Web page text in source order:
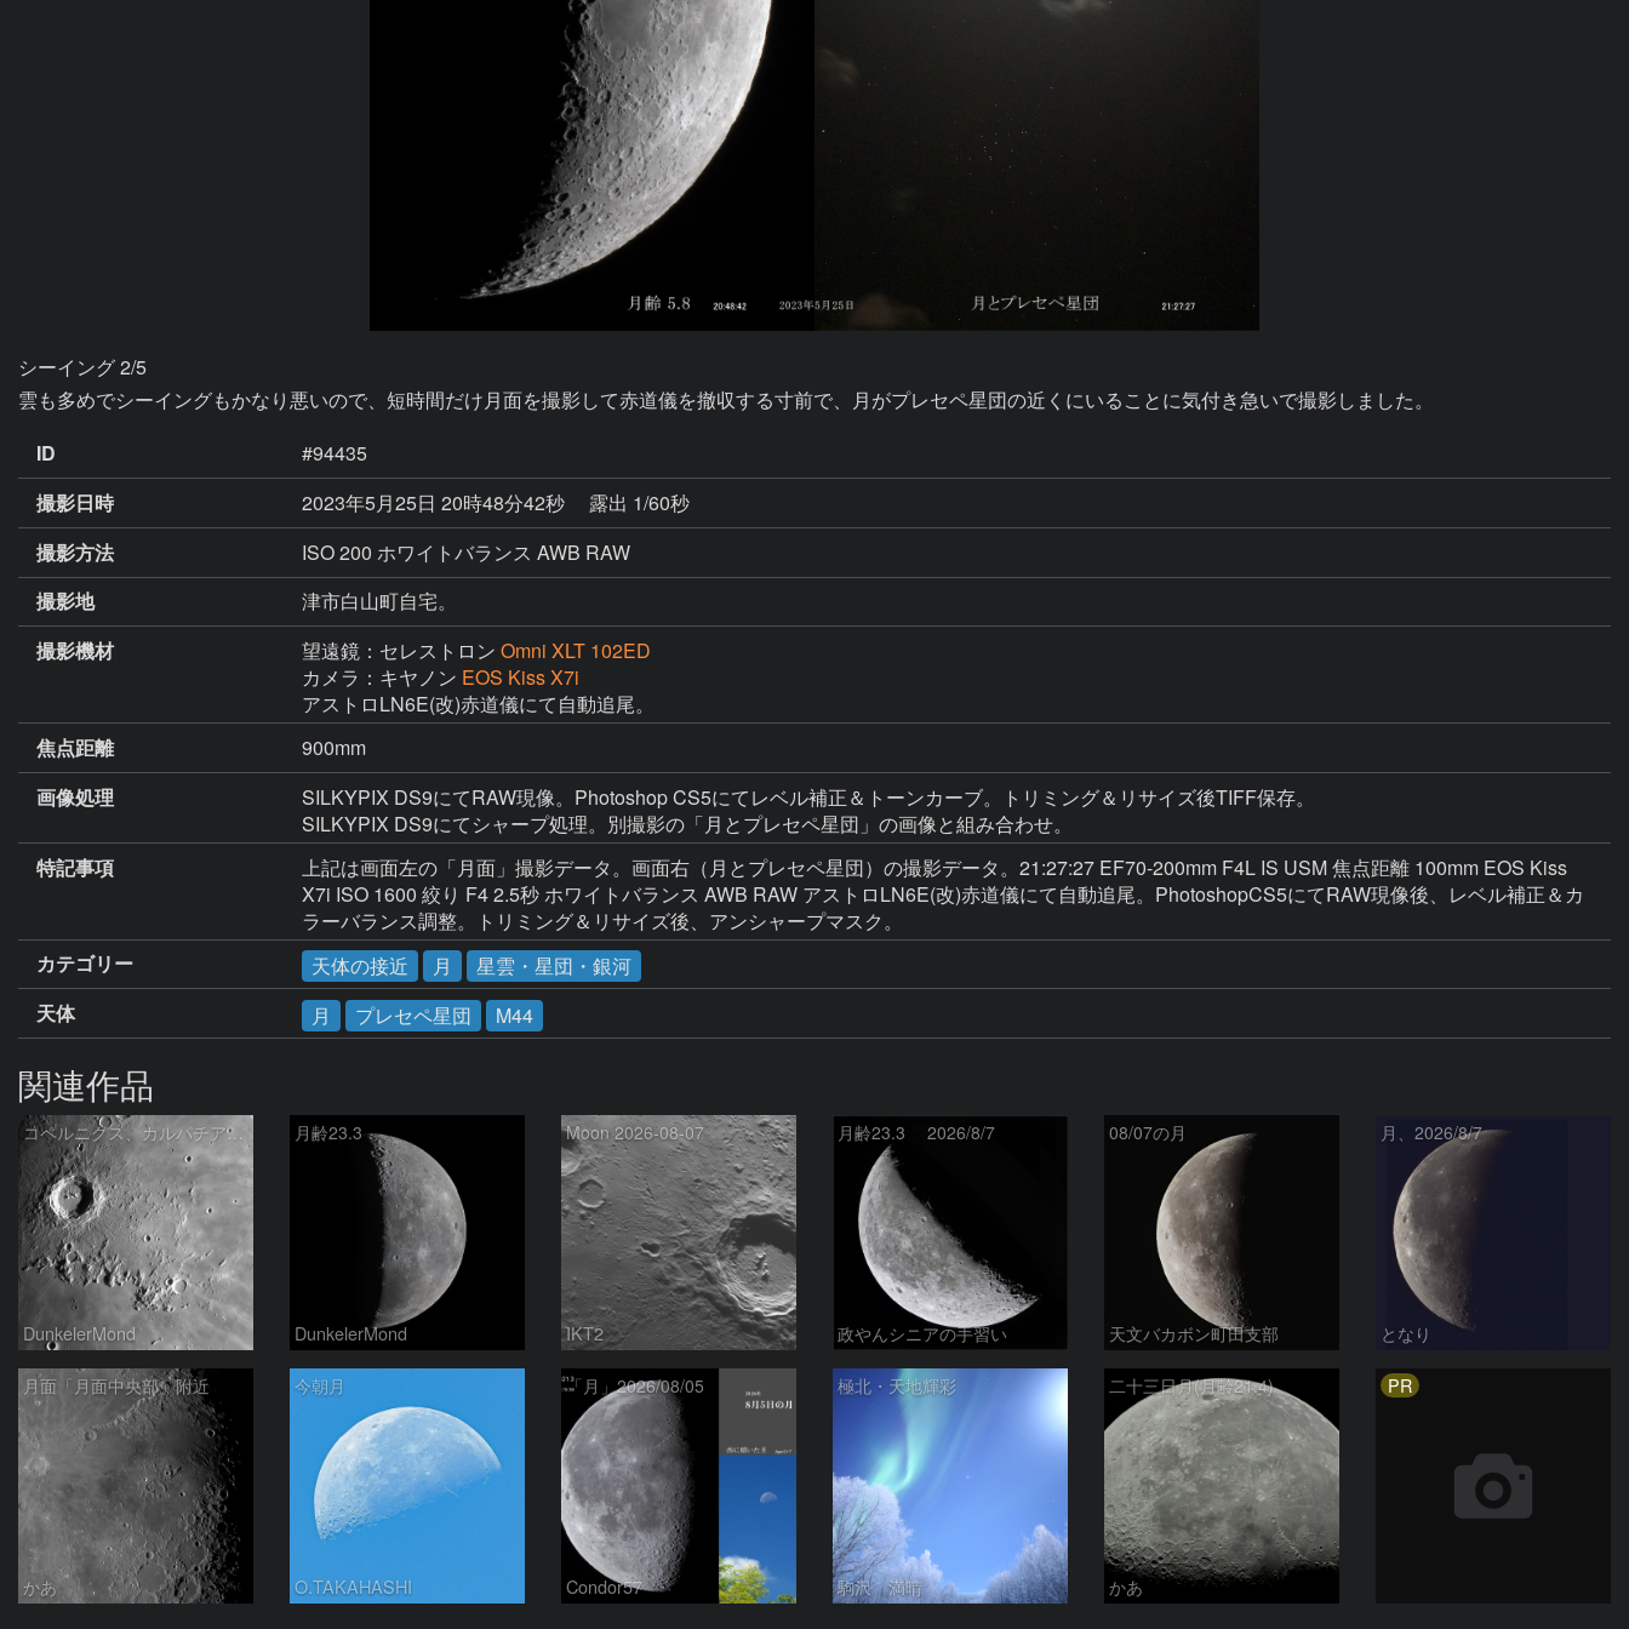
シーイング 2/5
雲も多めでシーイングもかなり悪いので、短時間だけ月面を撮影して赤道儀を撤収する寸前で、月がプレセペ星団の近くにいることに気付き急いで撮影しました。
ID
#94435
撮影日時
2023年5月25日 20時48分42秒
露出 1/60秒
撮影方法
ISO 200 ホワイトバランス AWB RAW
撮影地
津市白山町自宅。
撮影機材
望遠鏡：セレストロン Omni XLT 102ED
カメラ：キヤノン EOS Kiss X7i
アストロLN6E(改)赤道儀にて自動追尾。
焦点距離
900mm
画像処理
SILKYPIX DS9にてRAW現像。Photoshop CS5にてレベル補正＆トーンカーブ。トリミング＆リサイズ後TIFF保存。
SILKYPIX DS9にてシャープ処理。別撮影の「月とプレセペ星団」の画像と組み合わせ。
特記事項
上記は画面左の「月面」撮影データ。画面右（月とプレセペ星団）の撮影データ。21:27:27 EF70-200mm F4L IS USM 焦点距離 100mm EOS Kiss
X7i ISO 1600 絞り F4 2.5秒 ホワイトバランス AWB RAW アストロLN6E(改)赤道儀にて自動追尾。PhotoshopCS5にてRAW現像後、レベル補正＆カ
ラーバランス調整。トリミング＆リサイズ後、アンシャープマスク。
カテゴリー
天体の接近 月
星雲・星団・銀河
天体
月 プレセペ星団 M44
関連作品
コペルニクス、カルパチア山脈付近
DunkelerMond
月齢23.3
DunkelerMond
Moon 2026-08-07
IKT2
月齢23.3 2026/8/7
政やんシニアの手習い
08/07の月
天文バカボン町田支部
月、2026/8/7
となり
月面「月面中央部」附近
かあ
今朝月
O.TAKAHASHI
「月」2026/08/05
Condor57
極北・天地輝彩
駒沢 満晴
二十三日月(月齢21.4)
かあ
PR